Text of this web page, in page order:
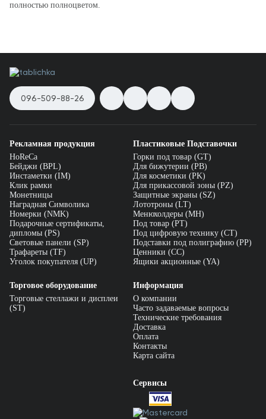
полностью полноцветом.
096-509-88-26
Рекламная продукция
HoReCa
Бейджи (BPL)
Инстаметки (IM)
Клик рамки
Монетницы
Наградная Символика
Номерки (NMK)
Подарочные сертификаты,
дипломы (PS)
Световые панели (SP)
Трафареты (TF)
Уголок покупателя (UP)
Пластиковые Подставочки
Горки под товар (GT)
Для бижутерии (PB)
Для косметики (PK)
Для прикассовой зоны (PZ)
Защитные экраны (SZ)
Лототроны (LT)
Менюхолдеры (MH)
Под товар (PT)
Под цифровую технику (CT)
Подставки под полиграфию (PP)
Ценники (СС)
Ящики акционные (YA)
Торговое оборудование
Торговые стеллажи и дисплеи
(ST)
Информация
О компании
Часто задаваемые вопросы
Технические требования
Доставка
Оплата
Контакты
Карта сайта
Сервисы